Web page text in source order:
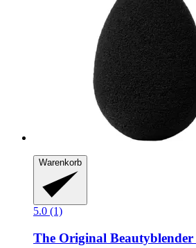
Warenkorb
5.0 (1)
The Original Beautyblender